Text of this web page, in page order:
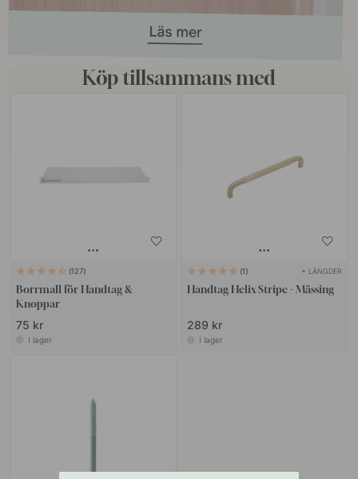
Köp tillsammans med
127
Borrmall för Handtag &
Knoppar
75 kr
I lager
1 + LÄNGDER
Handtag Helix Stripe - Mässing
289 kr
I lager